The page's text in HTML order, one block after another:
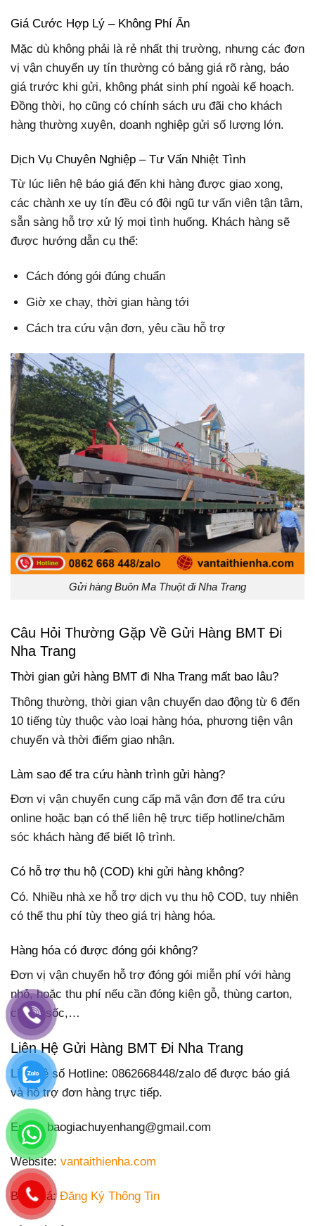
Giá Cước Hợp Lý – Không Phí Ẩn
Mặc dù không phải là rẻ nhất thị trường, nhưng các đơn
vị vận chuyển uy tín thường có bảng giá rõ ràng, báo
giá trước khi gửi, không phát sinh phí ngoài kế hoạch.
Đồng thời, họ cũng có chính sách ưu đãi cho khách
hàng thường xuyên, doanh nghiệp gửi số lượng lớn.
Dịch Vụ Chuyên Nghiệp – Tư Vấn Nhiệt Tình
Từ lúc liên hệ báo giá đến khi hàng được giao xong,
các chành xe uy tín đều có đội ngũ tư vấn viên tận tâm,
sẵn sàng hỗ trợ xử lý mọi tình huống. Khách hàng sẽ
được hướng dẫn cụ thể:
Cách đóng gói đúng chuẩn
Giờ xe chạy, thời gian hàng tới
Cách tra cứu vận đơn, yêu cầu hỗ trợ
Gửi hàng Buôn Ma Thuột đi Nha Trang
Câu Hỏi Thường Gặp Về Gửi Hàng BMT Đi
Nha Trang
Thời gian gửi hàng BMT đi Nha Trang mất bao lâu?
Thông thường, thời gian vận chuyển dao động từ 6 đến
10 tiếng tùy thuộc vào loại hàng hóa, phương tiện vận
chuyển và thời điểm giao nhận.
Làm sao để tra cứu hành trình gửi hàng?
Đơn vị vận chuyển cung cấp mã vận đơn để tra cứu
online hoặc bạn có thể liên hệ trực tiếp hotline/chăm
sóc khách hàng để biết lộ trình.
Có hỗ trợ thu hộ (COD) khi gửi hàng không?
Có. Nhiều nhà xe hỗ trợ dịch vụ thu hộ COD, tuy nhiên
có thể thu phí tùy theo giá trị hàng hóa.
Hàng hóa có được đóng gói không?
Đơn vị vận chuyển hỗ trợ đóng gói miễn phí với hàng
nhỏ, hoặc thu phí nếu cần đóng kiện gỗ, thùng carton,
chống sốc,…
Liên Hệ Gửi Hàng BMT Đi Nha Trang
Liên hệ số Hotline: 0862668448/zalo để được báo giá
và hỗ trợ đơn hàng trực tiếp.
Email: baogiachuyenhang@gmail.com
Website: vantaithienha.com
Báo Giá:Đăng Ký Thông Tin